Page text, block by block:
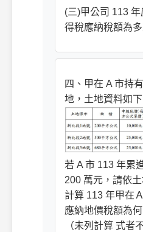
(三)甲公司 113
得稅應納稅額為多
四、甲在 A 市持
地，土地資料如下
若 A 市 113 年累
200 萬元，請依土
計算 113 年甲在
應納地價稅額為何
（未列計算 式者